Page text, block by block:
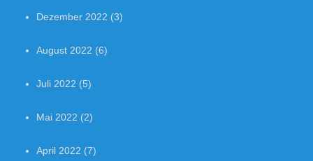
Dezember 2022 (3)
August 2022 (6)
Juli 2022 (5)
Mai 2022 (2)
April 2022 (7)